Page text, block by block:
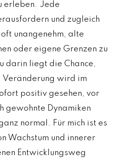
erleben. Jede
und zugleich
unangenehm, alte
oder eigene Grenzen zu
darin liegt die Chance,
Veränderung wird im
positiv gesehen, vor
gewohnte Dynamiken
normal. Für mich ist es
Wachstum und innerer
Entwicklungsweg